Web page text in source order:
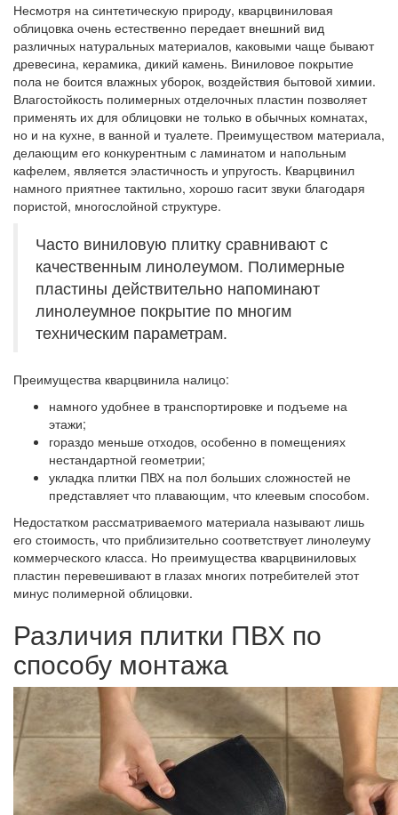
Несмотря на синтетическую природу, кварцвиниловая
облицовка очень естественно передает внешний вид
различных натуральных материалов, каковыми чаще бывают
древесина, керамика, дикий камень. Виниловое покрытие
пола не боится влажных уборок, воздействия бытовой химии.
Влагостойкость полимерных отделочных пластин позволяет
применять их для облицовки не только в обычных комнатах,
но и на кухне, в ванной и туалете. Преимуществом материала,
делающим его конкурентным с ламинатом и напольным
кафелем, является эластичность и упругость. Кварцвинил
намного приятнее тактильно, хорошо гасит звуки благодаря
пористой, многослойной структуре.
Часто виниловую плитку сравнивают с
качественным линолеумом. Полимерные
пластины действительно напоминают
линолеумное покрытие по многим
техническим параметрам.
Преимущества кварцвинила налицо:
намного удобнее в транспортировке и подъеме на
этажи;
гораздо меньше отходов, особенно в помещениях
нестандартной геометрии;
укладка плитки ПВХ на пол больших сложностей не
представляет что плавающим, что клеевым способом.
Недостатком рассматриваемого материала называют лишь
его стоимость, что приблизительно соответствует линолеуму
коммерческого класса. Но преимущества кварцвиниловых
пластин перевешивают в глазах многих потребителей этот
минус полимерной облицовки.
Различия плитки ПВХ по
способу монтажа